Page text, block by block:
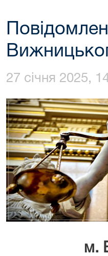
27 січня 2025,
м.